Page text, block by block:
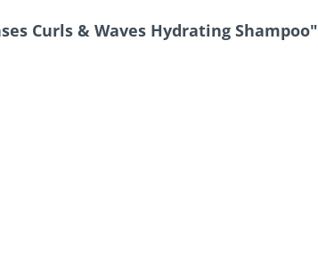
Curls & Waves Hydrating Shampoo"